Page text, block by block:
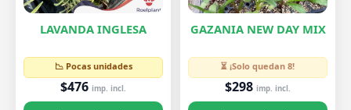
LAVANDA INGLESA
📉 Pocas unidades
$476 imp. incl.
GAZANIA NEW DAY MIX
⏳ ¡Solo quedan 8!
$298 imp. incl.